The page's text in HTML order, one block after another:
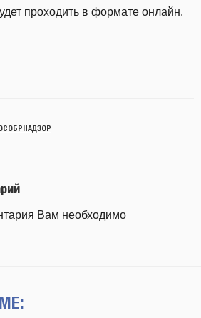
проходить в формате онлайн.
Вам необходимо